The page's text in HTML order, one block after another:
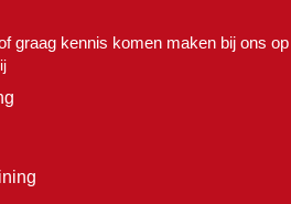
graag kennis komen maken bij ons